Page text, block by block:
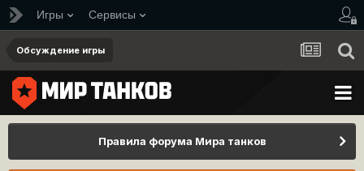
Игры Сервисы
Обсуждение игры
Правила форума Мира танков